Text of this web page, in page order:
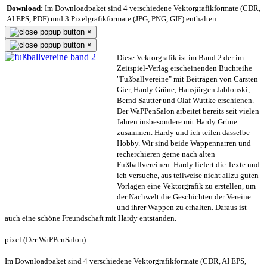
Download: Im Downloadpaket sind 4 verschiedene Vektorgrafikformate (CDR,
AI EPS, PDF) und 3 Pixelgrafikformate (JPG, PNG, GIF) enthalten.
×
×
Diese Vektorgrafik ist im Band 2 der im
Zeitspiel-Verlag erscheinenden Buchreihe
"Fußballvereine" mit Beiträgen von Carsten
Gier, Hardy Grüne, Hansjürgen Jablonski,
Bernd Sautter und Olaf Wuttke erschienen.
Der WaPPenSalon arbeitet bereits seit vielen
Jahren insbesondere mit Hardy Grüne
zusammen. Hardy und ich teilen dasselbe
Hobby. Wir sind beide Wappennarren und
recherchieren gerne nach alten
Fußballvereinen. Hardy liefert die Texte und
ich versuche, aus teilweise nicht allzu guten
Vorlagen eine Vektorgrafik zu erstellen, um
der Nachwelt die Geschichten der Vereine
und ihrer Wappen zu erhalten. Daraus ist
auch eine schöne Freundschaft mit Hardy entstanden.
pixel (Der WaPPenSalon)
Im Downloadpaket sind 4 verschiedene Vektorgrafikformate (CDR, AI EPS,